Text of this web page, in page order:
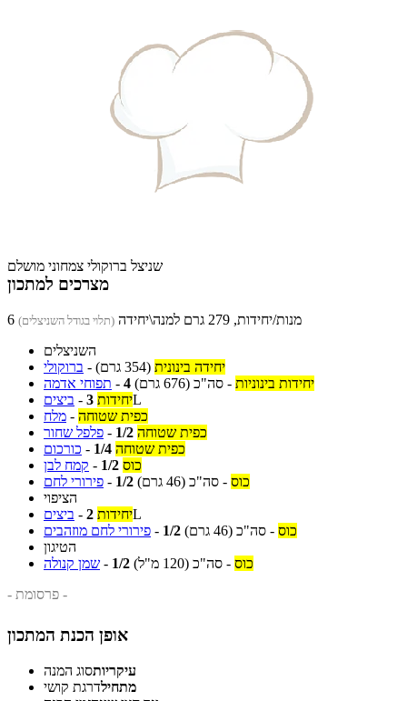
שניצל ברוקולי צמחוני מושלם
מצרכים למתכון
6 מנות/יחידות, 279 גרם למנה\יחידה (תלוי בגודל השניצלים)
השניצלים
ברוקולי - יחידה בינונית (354 גרם)
תפוחי אדמה - 4 יחידות בינוניות - סה"כ (676 גרם)
ביצים - 3 יחידותL
מלח - כפית שטוחה
פלפל שחור - 1/2 כפית שטוחה
כורכום - 1/4 כפית שטוחה
קמח לבן - 1/2 כוס
פירורי לחם - 1/2 כוס - סה"כ (46 גרם)
הציפוי
ביצים - 2 יחידותL
פירורי לחם מוזהבים - 1/2 כוס - סה"כ (46 גרם)
הטיגון
שמן קנולה - 1/2 כוס - סה"כ (120 מ"ל)
- פרסומת -
אופן הכנת המתכון
עיקריותסוג המנה
מתחילדרגת קושי